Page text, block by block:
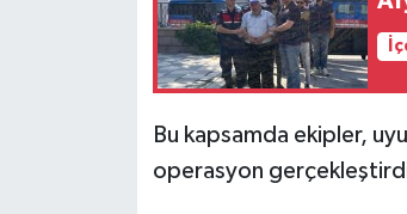
Bu kapsamda ekipler,
operasyon
Köşe Yazıları
Kültür Sanat